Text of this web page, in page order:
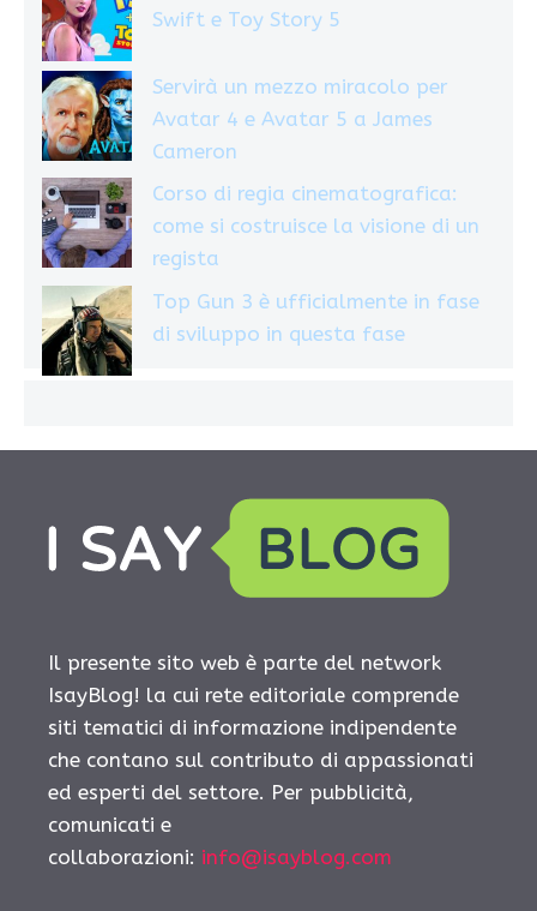
Swift e Toy Story 5
Servirà un mezzo miracolo per
Avatar 4 e Avatar 5 a James
Cameron
Corso di regia cinematografica:
come si costruisce la visione di un
regista
Top Gun 3 è ufficialmente in fase
di sviluppo in questa fase
Il presente sito web è parte del network
IsayBlog! la cui rete editoriale comprende
siti tematici di informazione indipendente
che contano sul contributo di appassionati
ed esperti del settore. Per pubblicità,
comunicati e
collaborazioni: info@isayblog.com